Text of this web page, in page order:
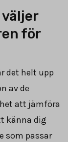
för
det helt upp
av de
att jämföra
känna dig
som passar